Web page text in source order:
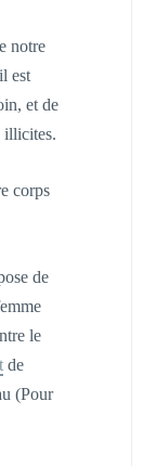
notre
est
et de
illicites.
corps
de
le
de
(Pour